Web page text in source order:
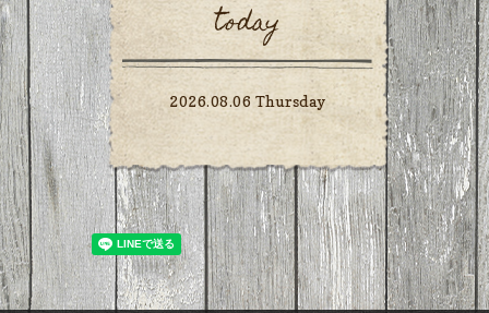
today
2026.08.06 Thursday